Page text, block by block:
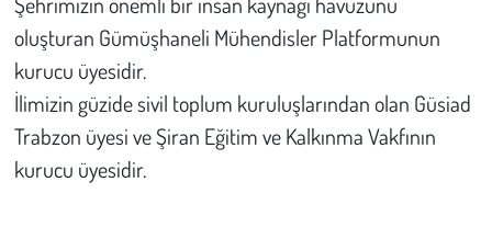
oluşturan Gümüşhaneli Mühendisler Platformunun
kurucu üyesidir.
İlimizin güzide sivil toplum kuruluşlarından olan Güsiad
Trabzon üyesi ve Şiran Eğitim ve Kalkınma Vakfının
kurucu üyesidir.